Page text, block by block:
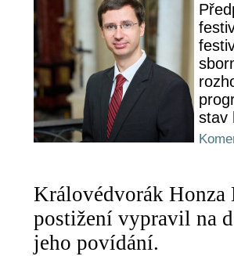
stav
Královédvorák Honza
postižení vypravil na
jeho povídání.